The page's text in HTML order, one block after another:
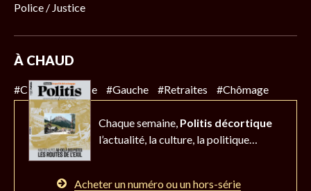
Police / Justice
À CHAUD
#Climat #Police #Gauche #Retraites #Chômage
Chaque semaine, Politis décortique
l’actualité, la culture, la politique…
Acheter un numéro ou un hors-série